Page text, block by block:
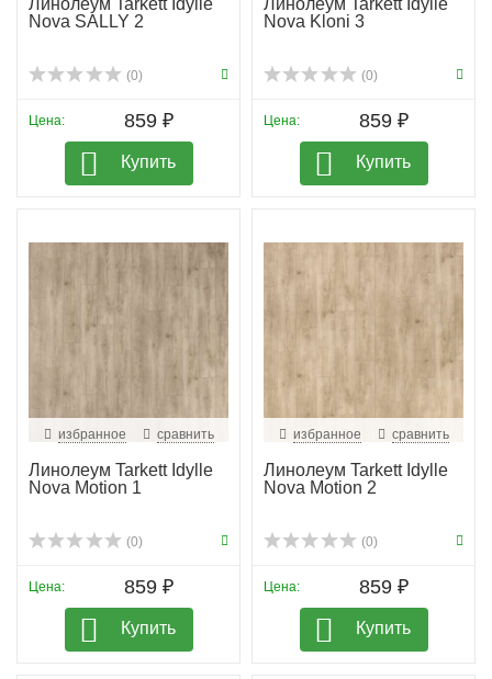
Линолеум Tarkett Idylle
Nova SALLY 2
(0)
Цена: 859 ₽
Купить
Линолеум Tarkett Idylle
Nova Kloni 3
(0)
Цена: 859 ₽
Купить
избранное сравнить
Линолеум Tarkett Idylle
Nova Motion 1
(0)
Цена: 859 ₽
Купить
избранное сравнить
Линолеум Tarkett Idylle
Nova Motion 2
(0)
Цена: 859 ₽
Купить